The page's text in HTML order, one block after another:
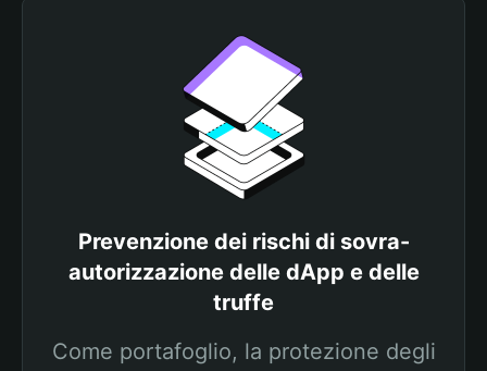
Prevenzione dei rischi di sovra-
autorizzazione delle dApp e delle
truffe
Come portafoglio, la protezione degli